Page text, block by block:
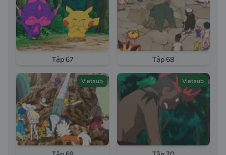
2017 tap full vietsub Pokemon 2017 tap full thuyet
minh Pokemon 2017 tap full long tieng
Tập 67 Tập 68
Vietsub Vietsub